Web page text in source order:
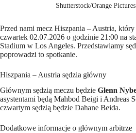
Shutterstock/Orange Pictures
Przed nami mecz Hiszpania – Austria,
czwartek 02.07.2026 o godzinie 21:00 na
Stadium w Los Angeles. Przedstawiamy
poprowadzi to spotkanie.
Hiszpania – Austria sędzia główny
Głównym sędzią meczu będzie Glenn
asystentami będą Mahbod Beigi i Andreas
czwartym sędzią będzie Dahane Beida.
Dodatkowe informacje o głównym arbitrze